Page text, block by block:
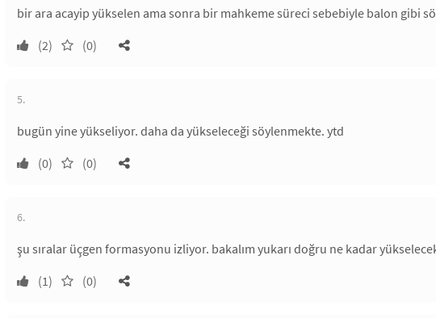
bir ara acayip yükselen ama sonra bir mahkeme süreci sebebiyle balon gibi
(2)
(0)
5.
bugün yine yükseliyor. daha da yükseleceği söylenmekte. ytd
(0)
(0)
6.
şu sıralar üçgen formasyonu izliyor. bakalım yukarı doğru ne kadar
(1)
(0)